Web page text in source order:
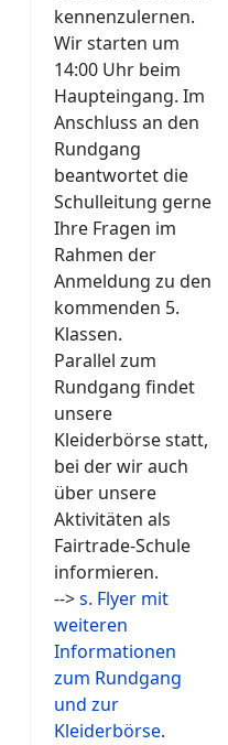
kennenzulernen.
Wir starten um
14:00 Uhr beim
Haupteingang. Im
Anschluss an den
Rundgang
beantwortet die
Schulleitung gerne
Ihre Fragen im
Rahmen der
Anmeldung zu den
kommenden 5.
Klassen.
Parallel zum
Rundgang findet
unsere
Kleiderbörse statt,
bei der wir auch
über unsere
Aktivitäten als
Fairtrade-Schule
informieren.
-->s. Flyer mit
weiteren
Informationen
zum Rundgang
und zur
Kleiderbörse.